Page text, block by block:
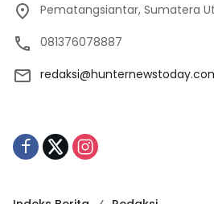
Pematangsiantar, Sumatera
081376078887